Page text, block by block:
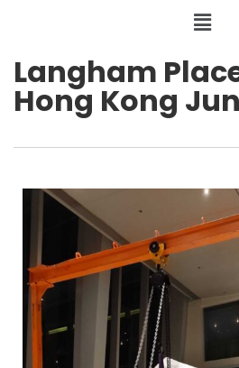
Langham
Hong Kong